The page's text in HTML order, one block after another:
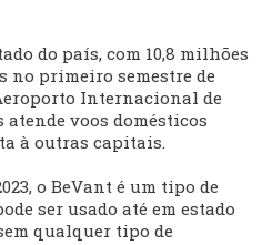
do país, com 10,8 milhões
no primeiro semestre de
Internacional de
voos domésticos
à outras capitais.
o BeVant é um tipo de
ser usado até em estado
qualquer tipo de